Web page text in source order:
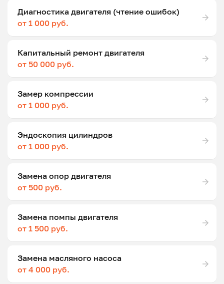
Диагностика двигателя (чтение ошибок)
от 1 000 руб.
Капитальный ремонт двигателя
от 50 000 руб.
Замер компрессии
от 1 000 руб.
Эндоскопия цилиндров
от 1 000 руб.
Замена опор двигателя
от 500 руб.
Замена помпы двигателя
от 1 500 руб.
Замена масляного насоса
от 4 000 руб.